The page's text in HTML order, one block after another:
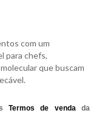
com um
para chefs,
que buscam
Termos de vendada